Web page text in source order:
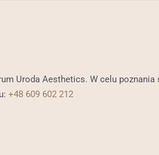
Uroda Aesthetics. W celu
+48 609 602 212